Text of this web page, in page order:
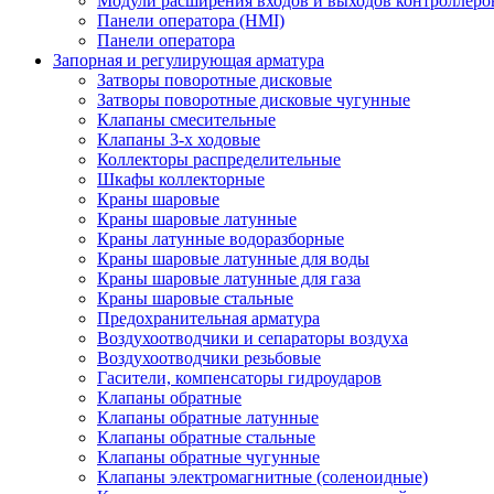
Панели оператора (HMI)
Панели оператора
Запорная и регулирующая арматура
Затворы поворотные дисковые
Затворы поворотные дисковые чугунные
Клапаны смесительные
Клапаны 3-х ходовые
Коллекторы распределительные
Шкафы коллекторные
Краны шаровые
Краны шаровые латунные
Краны латунные водоразборные
Краны шаровые латунные для воды
Краны шаровые латунные для газа
Краны шаровые стальные
Предохранительная арматура
Воздухоотводчики и сепараторы воздуха
Воздухоотводчики резьбовые
Гасители, компенсаторы гидроударов
Клапаны обратные
Клапаны обратные латунные
Клапаны обратные стальные
Клапаны обратные чугунные
Клапаны электромагнитные (соленоидные)